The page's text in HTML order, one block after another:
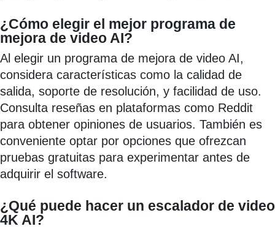
¿Cómo elegir el mejor programa de
mejora de video AI?
Al elegir un programa de mejora de video AI,
considera características como la calidad de
salida, soporte de resolución, y facilidad de uso.
Consulta reseñas en plataformas como Reddit
para obtener opiniones de usuarios. También es
conveniente optar por opciones que ofrezcan
pruebas gratuitas para experimentar antes de
adquirir el software.
¿Qué puede hacer un escalador de video
4K AI?